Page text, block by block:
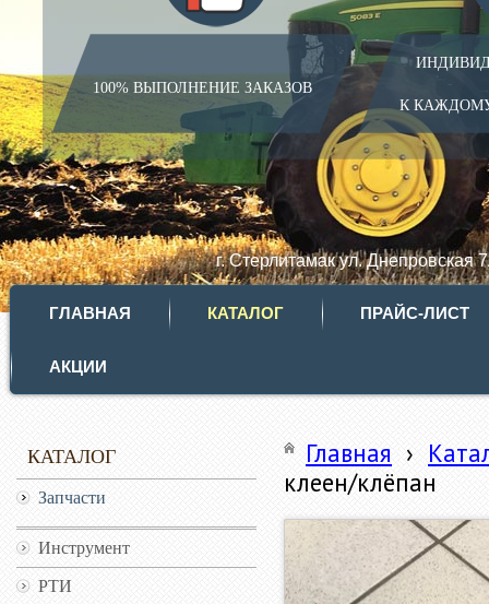
100% ВЫПОЛНЕНИЕ ЗАКАЗОВ
К
г. Стерлитамак ул. Днепровская
ГЛАВНАЯ КАТАЛОГ ПРАЙС-ЛИСТ
АКЦИИ
КАТАЛОГ
Запчасти
Инструмент
РТИ
Главная ›
клеен/клёпан